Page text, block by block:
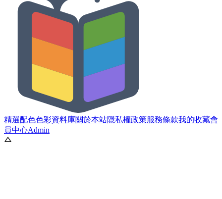
精選配色色彩資料庫關於本站隱私權政策服務條款我的收藏會
員中心Admin